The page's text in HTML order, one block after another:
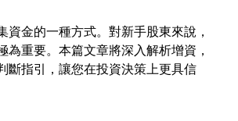
金的一種方式。對新手股東來說，
重要。本篇文章將深入解析增資，
斷指引，讓您在投資決策上更具信